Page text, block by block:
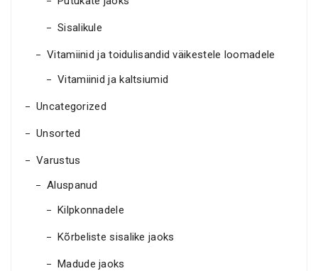
Sisalikule
Vitamiinid ja toidulisandid väikestele loomadele
Vitamiinid ja kaltsiumid
Uncategorized
Unsorted
Varustus
Aluspanud
Kilpkonnadele
Kõrbeliste sisalike jaoks
Madude jaoks